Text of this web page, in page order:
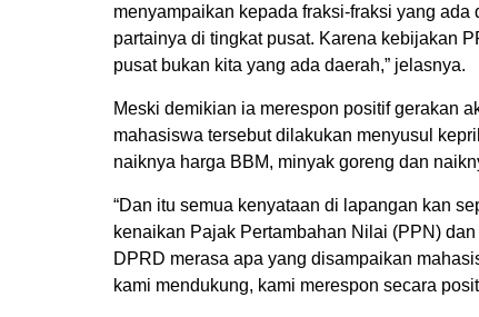
menyampaikan kepada fraksi-fraksi yang
partainya di tingkat pusat. Karena kebijakan
pusat bukan kita yang ada daerah,” jelasnya.
Meski demikian ia merespon positif gerakan
mahasiswa tersebut dilakukan menyusul
naiknya harga BBM, minyak goreng dan
“Dan itu semua kenyataan di lapangan kan
kenaikan Pajak Pertambahan Nilai (PPN)
DPRD merasa apa yang disampaikan
kami mendukung, kami merespon secara